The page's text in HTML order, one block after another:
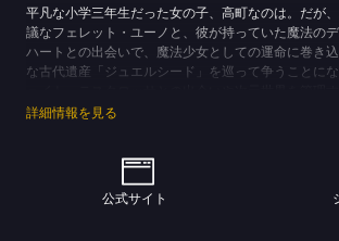
平凡な小学三年生だった女の子、高町なのは。だが
議なフェレット・ユーノと、彼が持っていた魔法の
ハートとの出会いで、魔法少女としての運命に巻き
な古代遺産「ジュエルシード」を巡って争うことに
から事態は激しさを増し、戦いの日々へとなのはは向
が得た魔法を手に、フェイトと、運命との戦いを
(C)なのはPROJECT
詳細情報を見る
公式サイト